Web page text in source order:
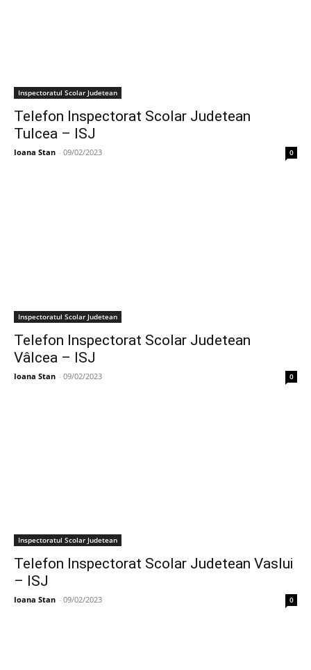
Inspectoratul Scolar Judetean
Telefon Inspectorat Scolar Judetean
Tulcea – ISJ
Ioana Stan - 09/02/2023 0
Inspectoratul Scolar Judetean
Telefon Inspectorat Scolar Judetean
Vâlcea – ISJ
Ioana Stan - 09/02/2023 0
Inspectoratul Scolar Judetean
Telefon Inspectorat Scolar Judetean Vaslui
– ISJ
Ioana Stan - 09/02/2023 0